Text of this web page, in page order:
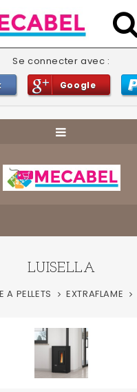
Se connecter avec :
Google
LUISELLA
A PELLETS EXTRAFLAME
